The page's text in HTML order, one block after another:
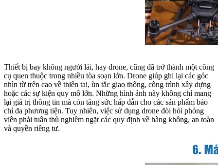
Thiết bị bay không người lái, hay drone, cũng đã trở thành một công
cụ quen thuộc trong nhiều tòa soạn lớn. Drone giúp ghi lại các góc
nhìn từ trên cao về thiên tai, ùn tắc giao thông, công trình xây dựng
hoặc các sự kiện quy mô lớn. Những hình ảnh này không chỉ mang
lại giá trị thông tin mà còn tăng sức hấp dẫn cho các sản phẩm báo
chí đa phương tiện. Tuy nhiên, việc sử dụng drone đòi hỏi phóng
viên phải tuân thủ nghiêm ngặt các quy định về hàng không, an toàn
và quyền riêng tư.